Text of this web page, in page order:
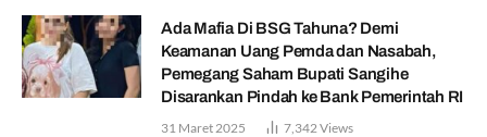
Ada Mafia Di BSG Tahuna? Demi
Keamanan Uang Pemda dan Nasabah,
Pemegang Saham Bupati Sangihe
Disarankan Pindah ke Bank Pemerintah RI
31 Maret 2025 7,342 Views